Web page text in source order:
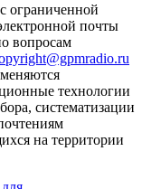
ограниченной
почты
вопросам
технологии
систематизации
на территории